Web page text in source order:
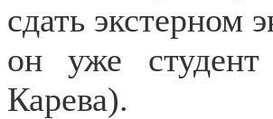
сдать экстерном
он уже
Карева).